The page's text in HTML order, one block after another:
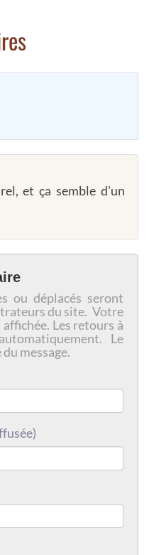
et ça semble d'un
ou déplacés seront
du site. Votre
Les retours à
Le
message.